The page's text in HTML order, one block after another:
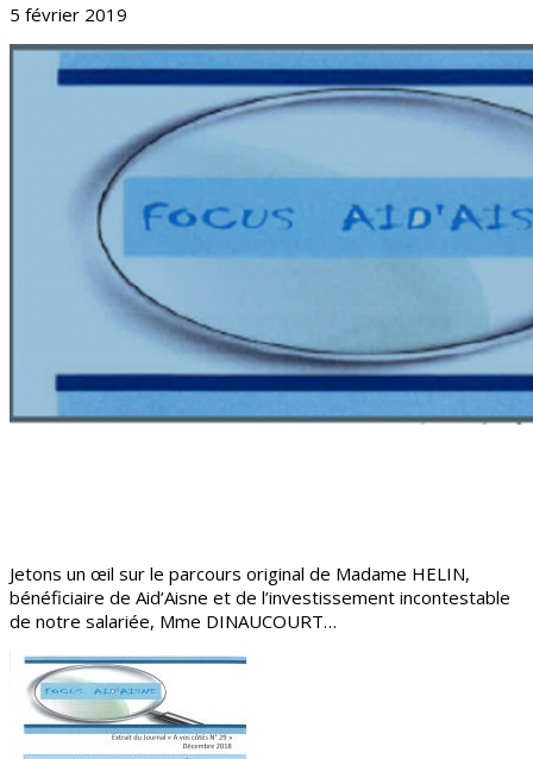
5 février 2019
Jetons un œil sur le parcours original de Madame HELIN,
bénéficiaire de Aid’Aisne et de l’investissement incontestable
de notre salariée, Mme DINAUCOURT…